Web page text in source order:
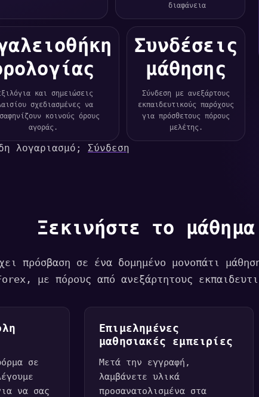
διαφάνεια
και σημειώσεις
σχεδιασμένες να
κοινούς όρους
αγοράς.
Συνδέσεις
μάθησης
Σύνδεση με ανεξάρτους
εκπαιδευτικούς παρόχους
για πρόσθετους πόρους
μελέτης.
λογαριασμό; Σύνδεση
Ξεκινήστε το
πρόσβαση σε ένα δομημένο μονοπάτι
με πόρους από ανεξάρτητους
σε
να σας
Επιμελημένες
μαθησιακές εμπειρίες
Μετά την εγγραφή,
λαμβάνετε υλικά
προσανατολισμένα στα